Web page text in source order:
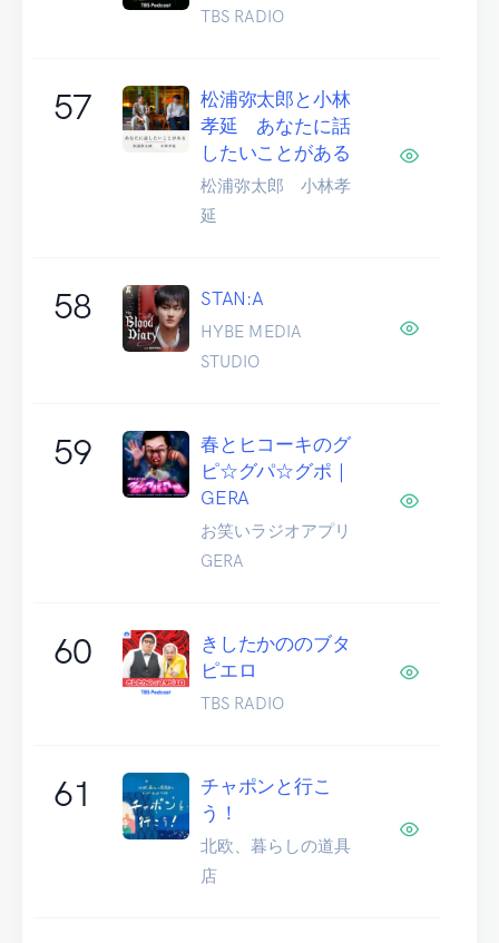
TBS RADIO
57
松浦弥太郎と小林
孝延 あなたに話
したいことがある
松浦弥太郎 小林孝
延
58 STAN:A
HYBE MEDIA
STUDIO
59
春とヒコーキのグ
ピ☆グパ☆グポ｜
GERA
お笑いラジオアプリ
GERA
60
きしたかののブタ
ピエロ
TBS RADIO
61
チャポンと行こ
う！
北欧、暮らしの道具
店